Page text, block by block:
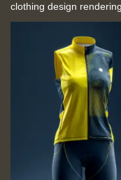
clothing design